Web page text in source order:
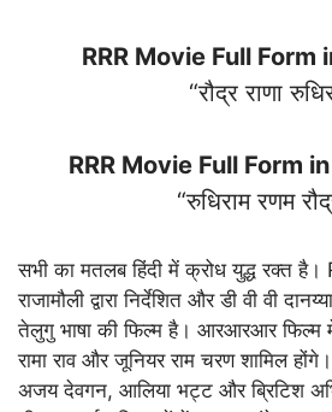
RRR Movie Full Form
“रौद्र राणा
RRR Movie Full Form
“रुधिराम रणम
सभी का मतलब हिंदी में क्रोध युद्ध रक्त है।
राजामौली द्वारा निर्देशित और डी वी वी
तेलुगु भाषा की फिल्म है। आरआरआर फिल्म
रामा राव और जूनियर राम चरण शामिल
अजय देवगन, आलिया भट्ट और ब्रिटिश